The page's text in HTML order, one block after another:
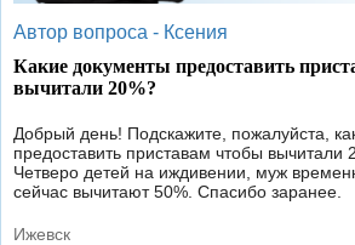
Автор вопроса - Ксения
Какие документы предоставить
вычитали 20%?
Добрый день! Подскажите, пожалуйста,
предоставить приставам чтобы вычитали
Четверо детей на иждивении, муж
сейчас вычитают 50%. Спасибо заранее.
Ижевск